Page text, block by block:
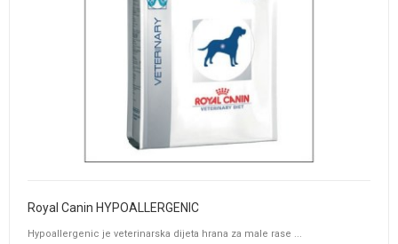
Royal Canin HYPOALLERGENIC
Hypoallergenic je veterinarska dijeta hrana za male rase ...